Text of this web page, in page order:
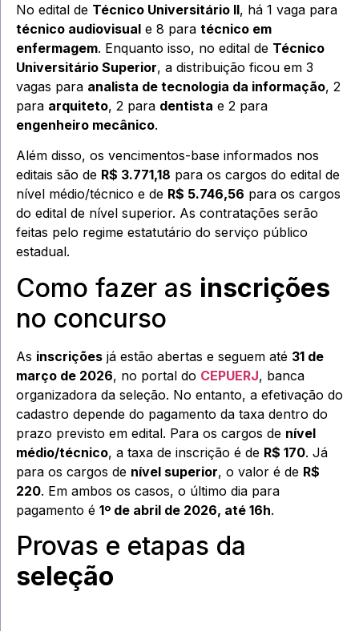
No edital de Técnico Universitário II, há 1 vaga para
técnico audiovisual e 8 para técnico em
enfermagem. Enquanto isso, no edital de Técnico
Universitário Superior, a distribuição ficou em 3
vagas para analista de tecnologia da informação, 2
para arquiteto, 2 para dentista e 2 para
engenheiro mecânico.
Além disso, os vencimentos-base informados nos
editais são de R$ 3.771,18 para os cargos do edital de
nível médio/técnico e de R$ 5.746,56 para os cargos
do edital de nível superior. As contratações serão
feitas pelo regime estatutário do serviço público
estadual.
Como fazer as inscrições
no concurso
As inscrições já estão abertas e seguem até 31 de
março de 2026, no portal do CEPUERJ, banca
organizadora da seleção. No entanto, a efetivação do
cadastro depende do pagamento da taxa dentro do
prazo previsto em edital. Para os cargos de nível
médio/técnico, a taxa de inscrição é de R$ 170. Já
para os cargos de nível superior, o valor é de R$
220. Em ambos os casos, o último dia para
pagamento é 1º de abril de 2026, até 16h.
Provas e etapas da
seleção